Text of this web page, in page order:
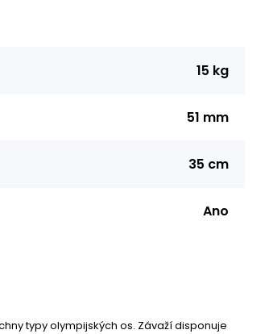
15 kg
51 mm
35 cm
Ano
typy olympijských os. Závaží disponuje